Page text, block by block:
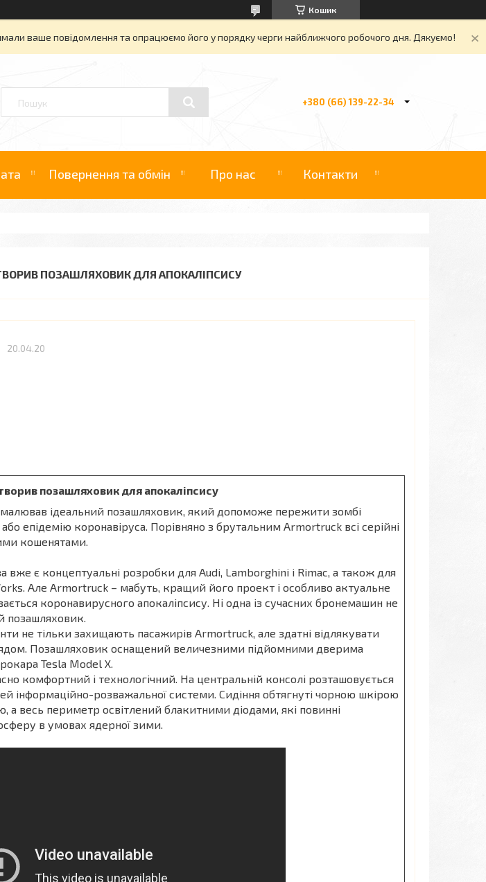
Кошик
ваше повідомлення та опрацюємо його у порядку черги найближчого робочого дня. Дякуємо!
+380 (66) 139-22-34
Повернення та обмін Про нас Контакти
ПОЗАШЛЯХОВИК ДЛЯ АПОКАЛІПСИСУ
20.04.20
позашляховик для апокаліпсису
ідеальний позашляховик, який допоможе пережити зомбі
епідемію коронавіруса. Порівняно з брутальним Armortruck всі серійні
кошенятами.
вже є концептуальні розробки для Audi, Lamborghini і Rimac, а також для
Але Armortruck – мабуть, кращий його проект і особливо актуальне
коронавирусного апокаліпсису. Ні одна із сучасних бронемашин не
позашляховик.
не тільки захищають пасажирів Armortruck, але здатні відлякувати
Позашляховик оснащений величезними підйомними дверима
Tesla Model X.
комфортний і технологічний. На центральній консолі розташовується
інформаційно-розважальної системи. Сидіння обтягнуті чорною шкірою
а весь периметр освітлений блакитними діодами, які повинні
в умовах ядерної зими.